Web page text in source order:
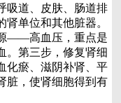
吸道、皮肤、肠道排
单位和其他脏器。
——高血压，重点是
。第三步，修复肾细
化瘀、滋阴补肾、平
脏，使肾细胞得到有